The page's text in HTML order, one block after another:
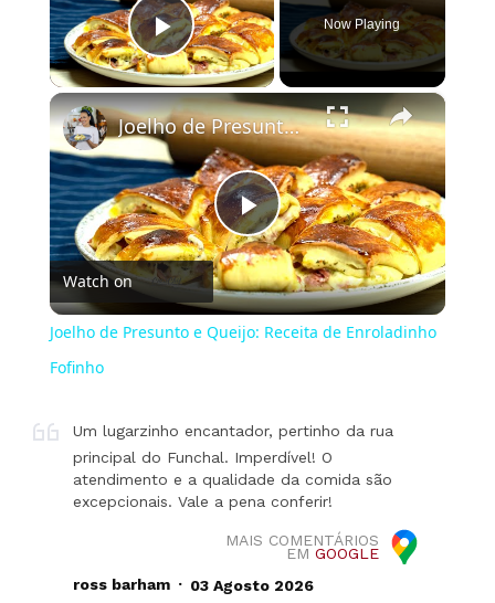
Play Video
Now Playing
×
Play
Video
Joelho de Presunto e Queijo: Receita de Enroladinho Fofinho
Watch on
Joelho de Presunto e Queijo: Receita de Enroladinho
Fofinho
Um lugarzinho encantador, pertinho da rua
principal do Funchal. Imperdível! O
atendimento e a qualidade da comida são
excepcionais. Vale a pena conferir!
MAIS COMENTÁRIOS
EM GOOGLE
ross barham . 03 Agosto 2026